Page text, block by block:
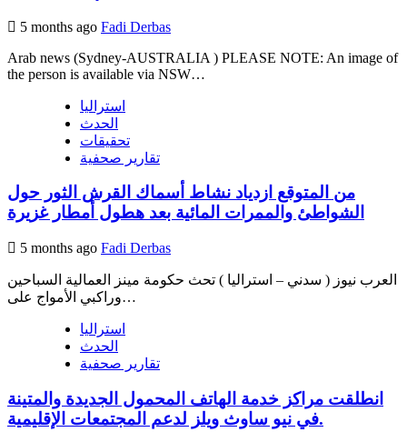
5 months ago Fadi Derbas
Arab news (Sydney-AUSTRALIA ) PLEASE NOTE: An image of
the person is available via NSW…
استراليا
الحدث
تحقيقات
تقارير صحفية
من المتوقع ازدياد نشاط أسماك القرش الثور حول
الشواطئ والممرات المائية بعد هطول أمطار غزيرة
5 months ago Fadi Derbas
العرب نيوز ( سدني – استراليا ) تحث حكومة مينز العمالية السباحين
وراكبي الأمواج على…
استراليا
الحدث
تقارير صحفية
انطلقت مراكز خدمة الهاتف المحمول الجديدة والمتينة
في نيو ساوث ويلز لدعم المجتمعات الإقليمية.